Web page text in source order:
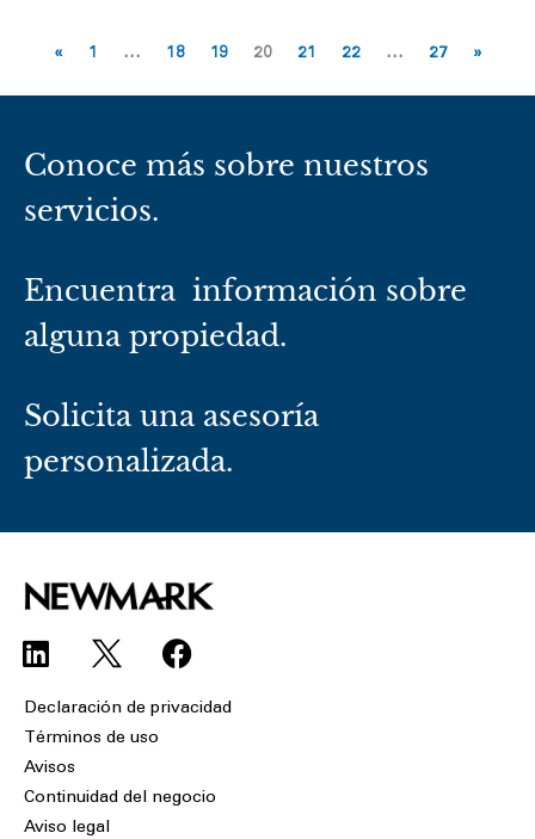
« 1 … 18 19 20 21 22 … 27 »
Conoce más sobre nuestros
servicios.
Encuentra información sobre
alguna propiedad.
Solicita una asesoría
personalizada.
L
i
n
k
e
d
i
F
a
c
o
Declaración de privacidad
Términos de uso
Avisos
Continuidad del negocio
Aviso legal